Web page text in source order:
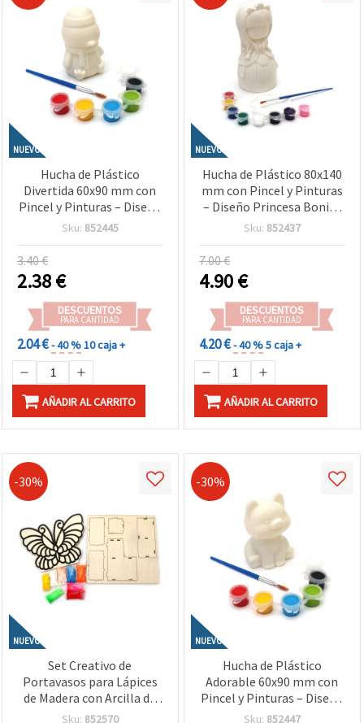
NUEVO
Hucha de Plástico
Divertida 60x90 mm con
Pincel y Pinturas – Diseño
de Pingüino Kawaii para
Sku: 852445
3.40 €
2.38€
DESCUENTOS
PARA CANTIDAD
2.04 €- 40 %10 caja +
AÑADIR AL CARRITO
NUEVO
Hucha de Plástico 80x140
mm con Pincel y Pinturas
– Diseño Princesa Bonita
para Manualidades
Sku: 852437
7.00 €
4.90€
DESCUENTOS
PARA CANTIDAD
4.20 €- 40 %5 caja +
AÑADIR AL CARRITO
-30%
NUEVO
Set Creativo de
Portavasos para Lápices
de Madera con Arcilla de
Secado al Aire – Diseño
Sku: 852570
-30%
NUEVO
Hucha de Plástico
Adorable 60x90 mm con
Pincel y Pinturas – Diseño
de Perrito para
Sku: 852447